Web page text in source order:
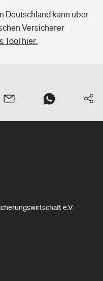
Deutschland kann über
Versicherer
Tool hier.
e.V.